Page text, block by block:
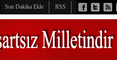
Son Dakika Ekle RSS